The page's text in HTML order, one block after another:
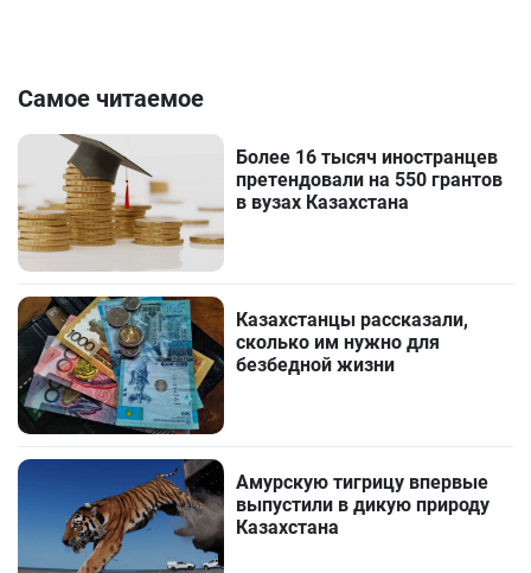
Самое читаемое
Более 16 тысяч иностранцев
претендовали на 550 грантов
в вузах Казахстана
Казахстанцы рассказали,
сколько им нужно для
безбедной жизни
Амурскую тигрицу впервые
выпустили в дикую природу
Казахстана